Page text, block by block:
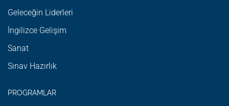
Geleceğin Liderleri
İngilizce Gelişim
Sanat
Sınav Hazırlık
PROGRAMLAR